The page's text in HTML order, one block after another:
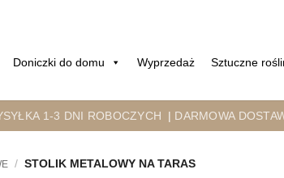
Doniczki do domu Wyprzedaż Sztuczne
1-3 DNI ROBOCZYCH | DARMOWA
/ STOLIK METALOWY NA TARAS